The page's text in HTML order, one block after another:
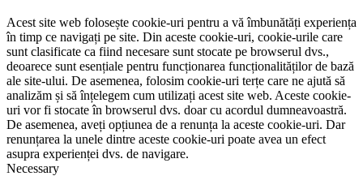
Acest site web folosește cookie-uri pentru a vă îmbunătăți experiența
în timp ce navigați pe site. Din aceste cookie-uri, cookie-urile care
sunt clasificate ca fiind necesare sunt stocate pe browserul dvs.,
deoarece sunt esențiale pentru funcționarea funcționalităților de bază
ale site-ului. De asemenea, folosim cookie-uri terțe care ne ajută să
analizăm și să înțelegem cum utilizați acest site web. Aceste cookie-
uri vor fi stocate în browserul dvs. doar cu acordul dumneavoastră.
De asemenea, aveți opțiunea de a renunța la aceste cookie-uri. Dar
renunțarea la unele dintre aceste cookie-uri poate avea un efect
asupra experienței dvs. de navigare.
Necessary